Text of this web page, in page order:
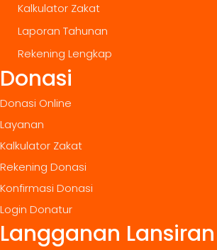
Kalkulator Zakat
Laporan Tahunan
Rekening Lengkap
Donasi
Donasi Online
Layanan
Kalkulator Zakat
Rekening Donasi
Konfirmasi Donasi
Login Donatur
Langganan Lansiran